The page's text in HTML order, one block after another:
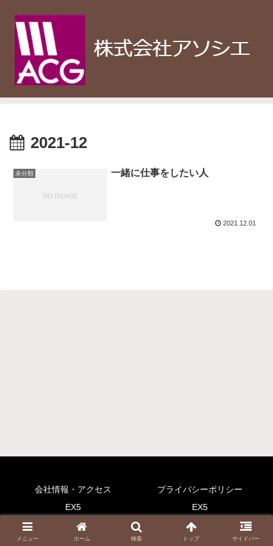
2021-12
未分類 一緒に仕事をしたい人
2021.12.01
会社情報・アクセス
プライバシーポリシー
EX5
EX5
Copyright © 2003-2026 株式会社アソシエ All Rights Reserved.
メニュー ホーム 検索 トップ サイドバー